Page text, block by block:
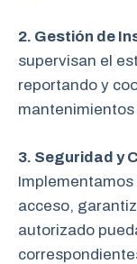
2. Gestión de
supervisan el
reportando y
3. Seguridad y
acceso,
autorizado